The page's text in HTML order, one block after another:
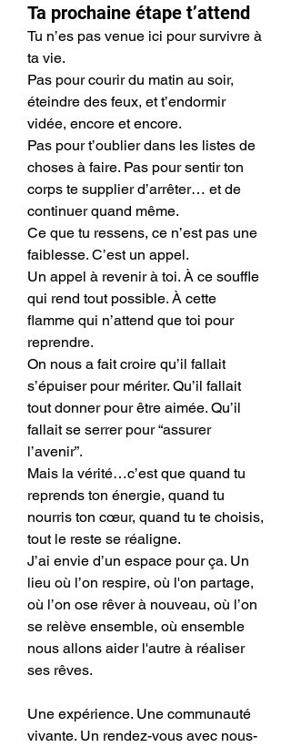
Ta prochaine étape t’attend
Tu n’es pas venue ici pour survivre à
ta vie.
Pas pour courir du matin au soir,
éteindre des feux, et t’endormir
vidée, encore et encore.
Pas pour t’oublier dans les listes de
choses à faire. Pas pour sentir ton
corps te supplier d’arrêter… et de
continuer quand même.
Ce que tu ressens, ce n’est pas une
faiblesse. C’est un appel.
Un appel à revenir à toi. À ce souffle
qui rend tout possible. À cette
flamme qui n’attend que toi pour
reprendre.
On nous a fait croire qu’il fallait
s’épuiser pour mériter. Qu’il fallait
tout donner pour être aimée. Qu’il
fallait se serrer pour “assurer
l’avenir”.
Mais la vérité…c’est que quand tu
reprends ton énergie, quand tu
nourris ton cœur, quand tu te choisis,
tout le reste se réaligne.
J’ai envie d’un espace pour ça. Un
lieu où l’on respire, où l'on partage,
où l’on ose rêver à nouveau, où l’on
se relève ensemble, où ensemble
nous allons aider l'autre à réaliser
ses rêves.
Une expérience. Une communauté
vivante. Un rendez-vous avec nous-